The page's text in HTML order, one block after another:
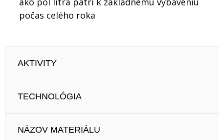
počas celého roka
AKTIVITY
TECHNOLÓGIA
NÁZOV MATERIÁLU